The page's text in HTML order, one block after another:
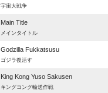
宇宙大戦争
Main Title
メインタイトル
Godzilla Fukkatsusu
ゴジラ復活す
King Kong Yuso Sakusen
キングコング輸送作戦